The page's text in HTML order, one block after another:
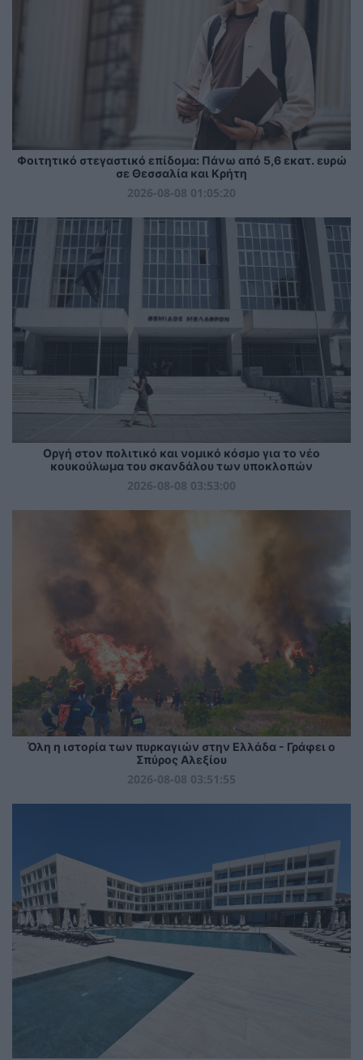
Φοιτητικό στεγαστικό επίδομα: Πάνω από 5,6 εκατ. ευρώ
σε Θεσσαλία και Κρήτη
2026-08-08 01:05:20
Οργή στον πολιτικό και νομικό κόσμο για το νέο
κουκούλωμα του σκανδάλου των υποκλοπών
2026-08-08 03:53:00
Όλη η ιστορία των πυρκαγιών στην Ελλάδα - Γράφει ο
Σπύρος Αλεξίου
2026-08-08 03:51:55